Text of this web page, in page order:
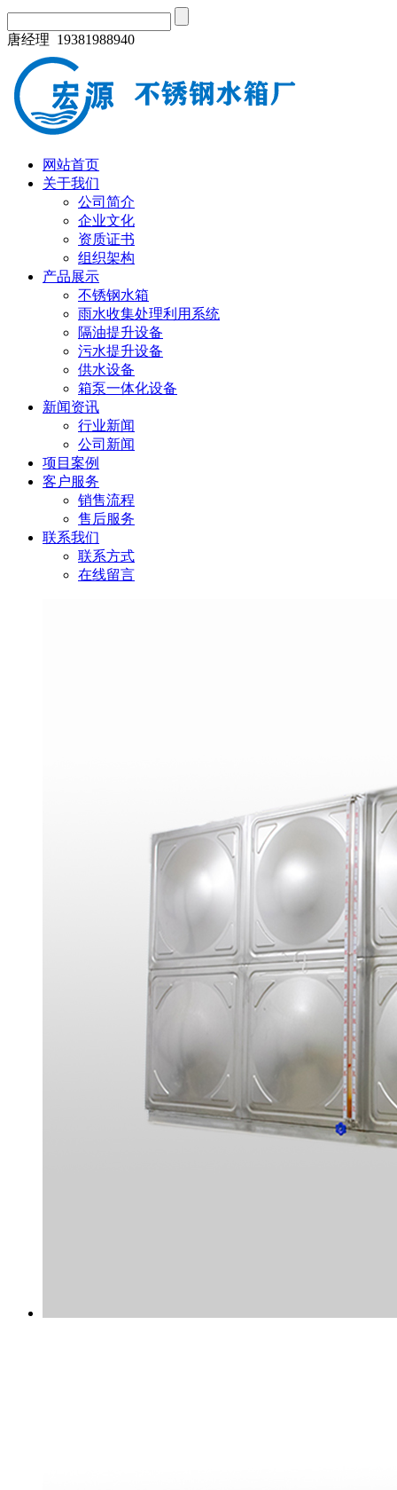
唐经理 19381988940
网站首页
关于我们
公司简介
企业文化
资质证书
组织架构
产品展示
不锈钢水箱
雨水收集处理利用系统
隔油提升设备
污水提升设备
供水设备
箱泵一体化设备
新闻资讯
行业新闻
公司新闻
项目案例
客户服务
销售流程
售后服务
联系我们
联系方式
在线留言